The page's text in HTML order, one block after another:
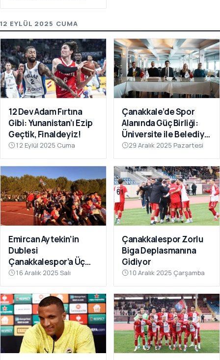
12 EYLÜL 2025 CUMA
12 Dev Adam Fırtına
Gibi: Yunanistan’ı Ezip
Geçtik, Finaldeyiz!
12 Eylül 2025 Cuma
Çanakkale’de Spor
Alanında Güç Birliği:
Üniversite ile Belediye
Kulüpleri İş Birliği Yaptı
29 Aralık 2025 Pazartesi
Emircan Aytekin’in
Dublesi
Çanakkalespor’a Üç
Puanı Getirdi
16 Aralık 2025 Salı
Çanakkalespor Zorlu
Biga Deplasmanına
Gidiyor
10 Aralık 2025 Çarşamba